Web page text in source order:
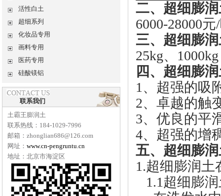
活性白土
超细系列
化妆品专用
画料专用
医药专用
硅酸镁铝
联系我们
土霸王膨润土
联系热线：184-1029-7996
邮箱：zhonglian686@126.com
网址： www.cn-pengruntu.cn
地址：北京市海淀区
二、超细膨
6000-28000元
三、超细膨
25kg、1000kg
四、超细膨
1、超强的吸
2、卓越的触
3、优良的平
4、超强的增
五、超细膨
1.超细膨润土
1.1超细膨